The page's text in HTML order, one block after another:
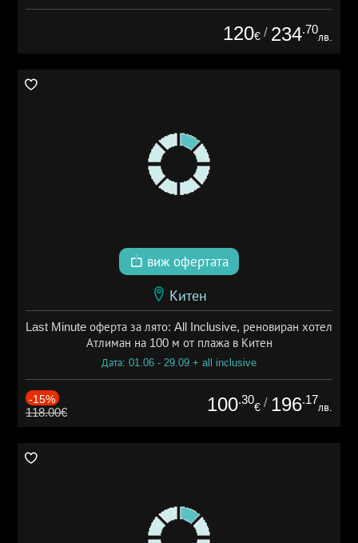
120€ / 234.70
лв.
виж офертата
Китен
Last Minute оферта за лято: All Inclusive, реновиран хотел
Атлиман на 100 м от плажа в Китен
Дата: 01.06 - 29.09 + all inclusive
-15%
118.00€ 100.30
€ / 196.17
лв.